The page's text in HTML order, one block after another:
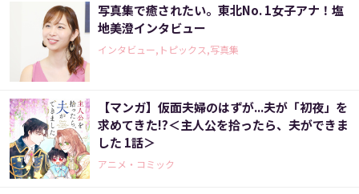
写真集で癒されたい。東北No. 1女子アナ！塩
地美澄インタビュー
インタビュー,トピックス,写真集
【マンガ】仮面夫婦のはずが...夫が「初夜」を
求めてきた!?＜主人公を拾ったら、夫ができま
した 1話＞
アニメ・コミック